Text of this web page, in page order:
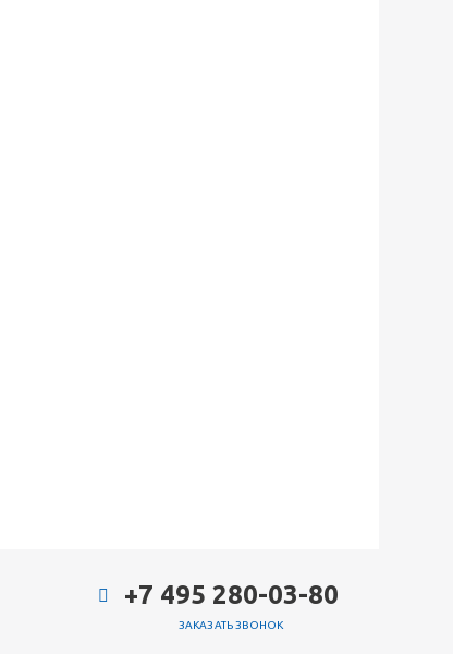
+7 495 280-03-80
ЗАКАЗАТЬ ЗВОНОК